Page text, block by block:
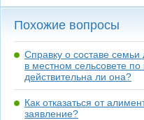
Похожие вопросы
Справку о составе
в местном сельсовете
действительна ли она?
Как отказаться от
заявление?